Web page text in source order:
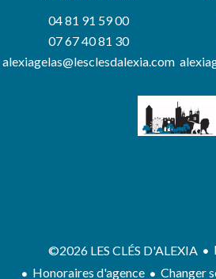
04 81 91 59 00
07 67 40 81 30
alexiagelas@lesclesdalexia.com
©2026 LES CLÉS D'ALEXIA
Honoraires d'agence
Changer